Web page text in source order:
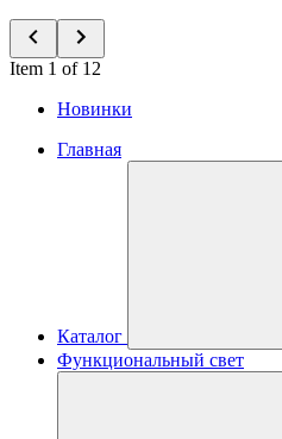
Item 1 of 12
Новинки
Главная
Каталог
Функциональный свет